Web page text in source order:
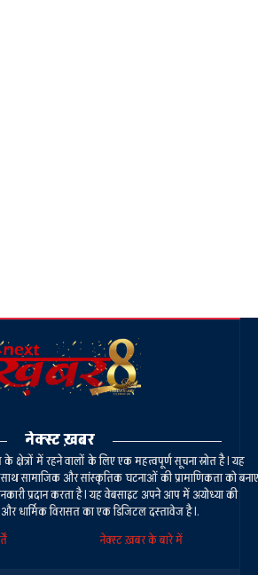
नेक्स्ट ख़बर
में रहने वालों के लिए एक महत्वपूर्ण सूचना स्रोत है। यह
सामाजिक और सांस्कृतिक घटनाओं की प्रामाणिकता को बनाए
प्रदान करता है। यह वेबसाइट अपने आप में अयोध्या की
धार्मिक विरासत का एक डिजिटल दस्तावेज है।.
नेक्स्ट ख़बर के बारे में